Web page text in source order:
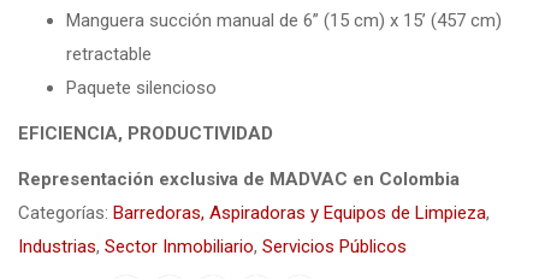
Manguera succión manual de 6” (15 cm) x 15’ (457 cm)
retractable
Paquete silencioso
EFICIENCIA, PRODUCTIVIDAD
Representación exclusiva de MADVAC en Colombia
Categorías: Barredoras, Aspiradoras y Equipos de Limpieza,
Industrias, Sector Inmobiliario, Servicios Públicos